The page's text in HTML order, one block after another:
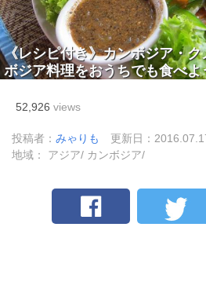
《レシピ付き》カンボジア・
ボジア料理をおうちでも食べよ
52,926 views
投稿者： みゃりも 更新日：
地域： アジア/ カンボジア/